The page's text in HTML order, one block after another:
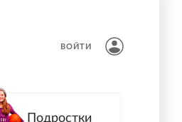
ВОЙТИ
Подростки